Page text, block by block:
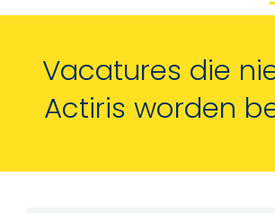
Vacatures die
Actiris worden